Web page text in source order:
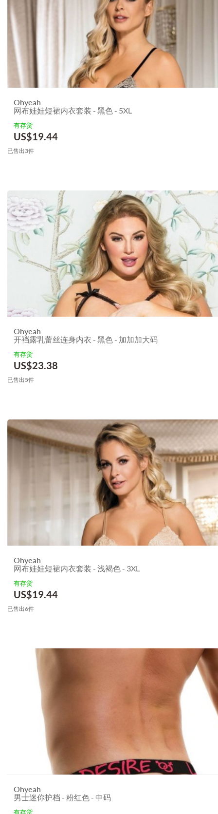
Ohyeah
网布娃娃短裙内衣套装 - 黑色 - 5XL
有存货
US$19.44
已售出3件
Ohyeah
开裆露乳蕾丝连身内衣 - 黑色 - 加加加大码
有存货
US$23.38
已售出5件
Ohyeah
网布娃娃短裙内衣套装 - 浅褐色 - 3XL
有存货
US$19.44
已售出6件
Ohyeah
男士迷你护档 - 粉红色 - 中码
有存货